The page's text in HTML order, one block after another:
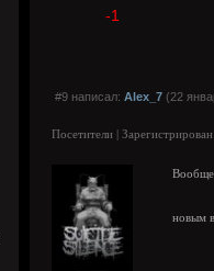
-1
#9 написал: Alex_7 (22
Посетители |
новым